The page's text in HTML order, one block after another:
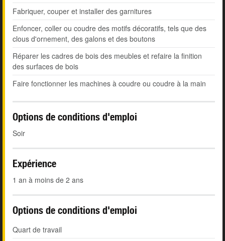
Fabriquer, couper et installer des garnitures
Enfoncer, coller ou coudre des motifs décoratifs, tels que des
clous d'ornement, des galons et des boutons
Réparer les cadres de bois des meubles et refaire la finition
des surfaces de bois
Faire fonctionner les machines à coudre ou coudre à la main
Options de conditions d'emploi
Soir
Expérience
1 an à moins de 2 ans
Options de conditions d'emploi
Quart de travail